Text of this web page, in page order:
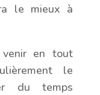
le mieux à
en tout
le
du temps